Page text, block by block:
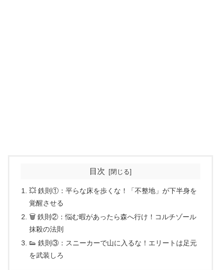
目次
💥 鉄則①：平らな床を歩くな！「不整地」が下半身を
覚醒させる
🗑️ 鉄則②：悩む暇があったら森へ行け！コルチゾール
抹殺の法則
👟 鉄則③：スニーカーで山に入るな！エリートは足元
を武装しろ